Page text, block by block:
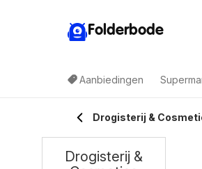
Folderbode
Aanbiedingen
Drogisterij &
Drogisterij &